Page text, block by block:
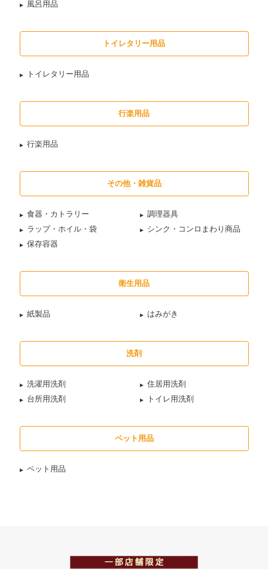
風呂用品
トイレタリー用品
トイレタリー用品
行楽用品
行楽用品
その他・雑貨品
食器・カトラリー
調理器具
ラップ・ホイル・袋
シンク・コンロまわり商品
保存容器
衛生用品
紙製品 はみがき
洗剤
洗濯用洗剤
住居用洗剤
台所用洗剤
トイレ用洗剤
ペット用品
ペット用品